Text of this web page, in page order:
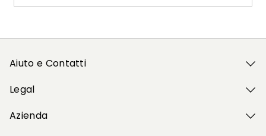
Aiuto e Contatti
Legal
Azienda